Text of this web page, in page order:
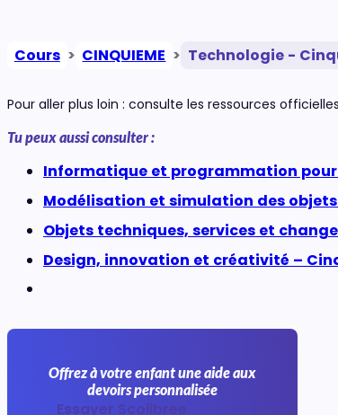
Cours > CINQUIEME > Technologie -
Pour aller plus loin : consulte les ressources
Tu peux aussi consulter :
Informatique et programmation
Modélisation et simulation des
Objets techniques, services et
Design, innovation et créativité –
Offrez à votre enfant une aide aux
devoirs personnalisée
Essayer Scolibree